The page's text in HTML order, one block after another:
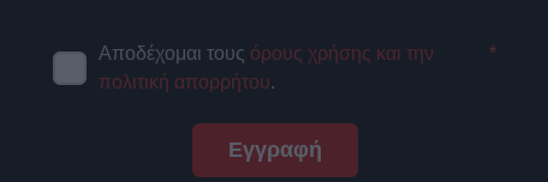
Αποδέχομαι τους όρους χρήσης και την
πολιτική απορρήτου.
*
Εγγραφή